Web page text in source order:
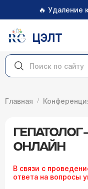
🔥 Удаление
ЦЭЛТ
Главная
ГЕПАТОЛОГ
ОНЛАЙН
В связи с
ответа на вопросы